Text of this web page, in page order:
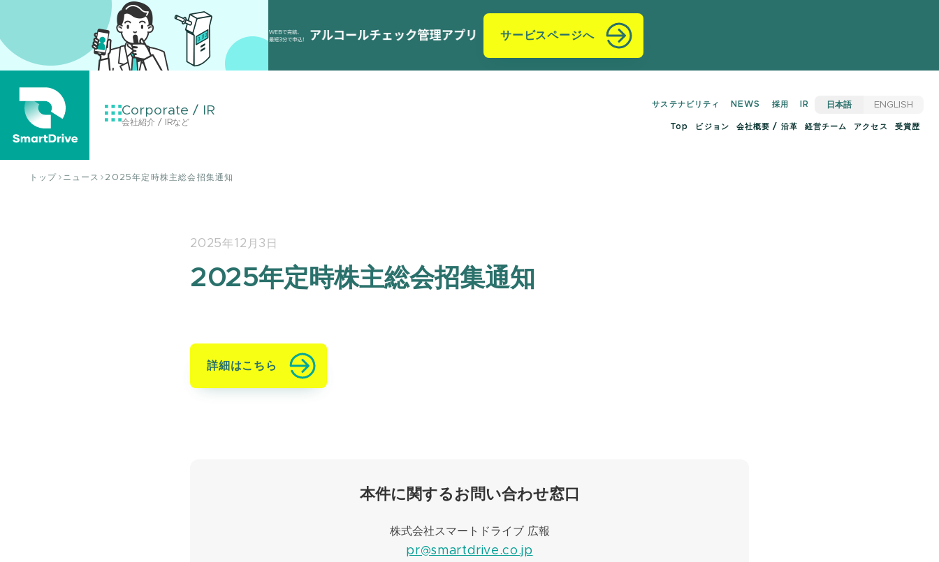
サービスページへ
Corporate / IR
会社紹介 / IRなど
サステナビリティ NEWS 採用 IR 日本語 ENGLISH
Top ビジョン 会社概要 / 沿革 経営チーム アクセス 受賞歴
トップ ニュース 2025年定時株主総会招集通知
2025年12月3日
2025年定時株主総会招集通知
詳細はこちら
本件に関するお問い合わせ窓口
株式会社スマートドライブ 広報
pr@smartdrive.co.jp